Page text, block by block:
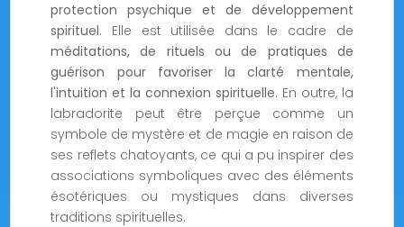
protection psychique et de développement
spirituel. Elle est utilisée dans le cadre de
méditations, de rituels ou de pratiques de
guérison pour favoriser la clarté mentale,
l'intuition et la connexion spirituelle. En outre, la
labradorite peut être perçue comme un
symbole de mystère et de magie en raison de
ses reflets chatoyants, ce qui a pu inspirer des
associations symboliques avec des éléments
ésotériques ou mystiques dans diverses
traditions spirituelles.